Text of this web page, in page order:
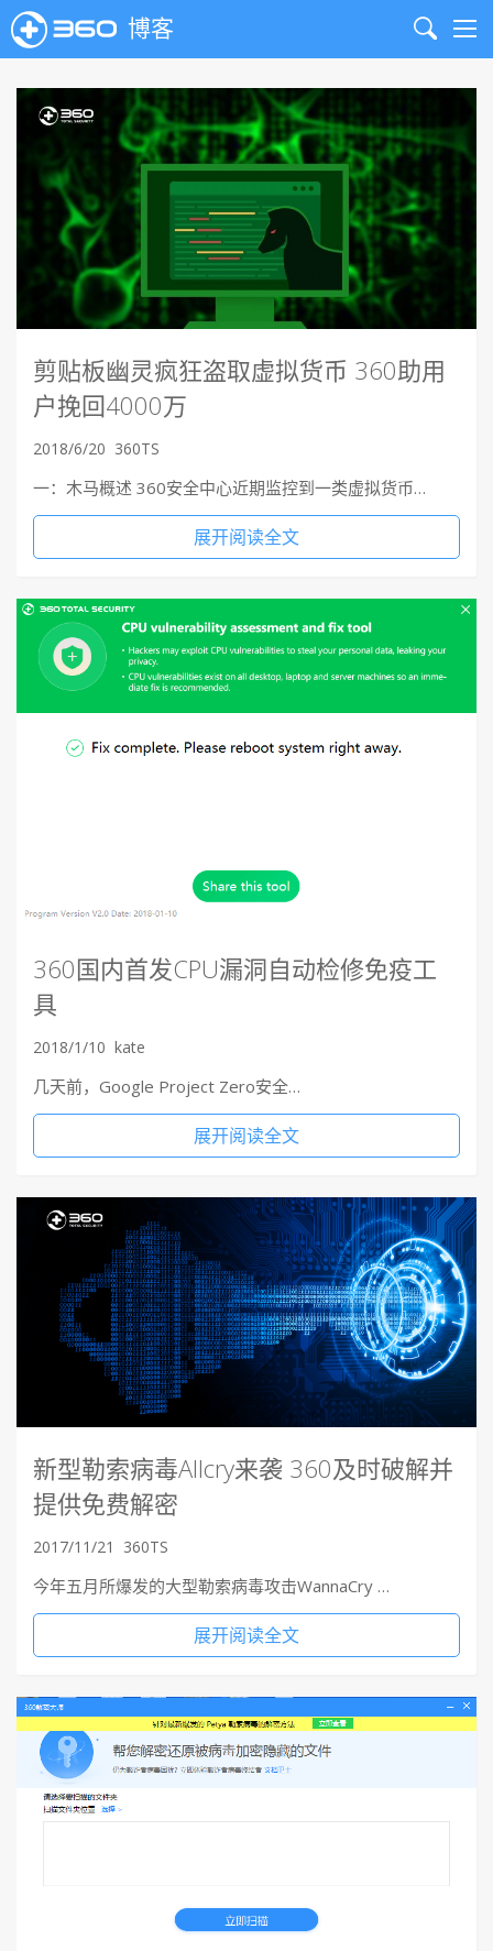
博客
Search
剪贴板幽灵疯狂盗取虚拟货币 360助用
户挽回4000万
2018/6/20 360TS
一：木马概述 360安全中心近期监控到一类虚拟货币…
展开阅读全文
360国内首发CPU漏洞自动检修免疫工
具
2018/1/10 kate
几天前，Google Project Zero安全…
展开阅读全文
新型勒索病毒Allcry来袭 360及时破解并
提供免费解密
2017/11/21 360TS
今年五月所爆发的大型勒索病毒攻击WannaCry …
展开阅读全文